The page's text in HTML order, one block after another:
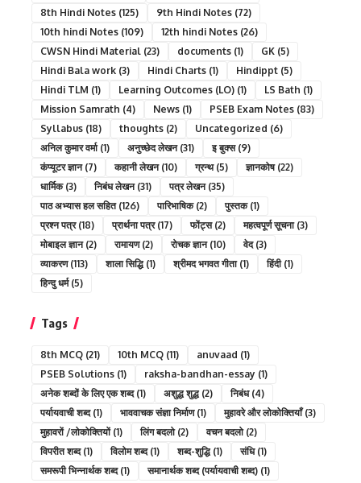
8th Hindi Notes (125) 9th Hindi Notes (72)
10th hindi Notes (109) 12th hindi Notes (26)
CWSN Hindi Material (23) documents (1) GK (5)
Hindi Bala work (3) Hindi Charts (1) Hindippt (5)
Hindi TLM (1) Learning Outcomes (LO) (1) LS Bath (1)
Mission Samrath (4) News (1) PSEB Exam Notes (83)
Syllabus (18) thoughts (2) Uncategorized (6)
अनिल कुमार वर्मा(1) अनुच्छेद लेखन(31) इ बुक्स(9)
कंप्यूटर ज्ञान(7) कहानी लेखन(10) ग्रन्थ(5) ज्ञानकोष(22)
धार्मिक(3) निबंध लेखन(31) पत्र लेखन(35)
पाठ अभ्यास हल सहित(126) पारिभाषिक(2) पुस्तक(1)
प्रश्न पत्र(18) प्रार्थना पत्र(17) फोंट्स(2) महत्वपूर्ण सूचना(3)
मोबाइल ज्ञान(2) रामायण(2) रोचक ज्ञान(10) वेद(3)
व्याकरण(113) शाला सिद्धि(1) श्रीमद भगवत गीता(1) हिंदी(1)
हिन्दु धर्म(5)
Tags
8th MCQ (21) 10th MCQ (11) anuvaad (1)
PSEB Solutions (1) raksha-bandhan-essay (1)
अनेक शब्दों के लिए एक शब्द(1) अशुद्ध शुद्ध(2) निबंध(4)
पर्यायवाची शब्द(1) भाववाचक संज्ञा निर्माण(1) मुहावरे और लोकोक्तियाँ(3)
मुहावरों /लोकोक्तियों(1) लिंग बदलो(2) वचन बदलो(2)
विपरीत शब्द(1) विलोम शब्द(1) शब्द-शुद्धि(1) संधि(1)
समरूपी भिन्नार्थक शब्द(1) समानार्थक शब्द (पर्यायवाची शब्द) (1)